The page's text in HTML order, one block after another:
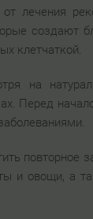
лечения
создают
клетчаткой.
на
Перед
повторное
и овощи, а